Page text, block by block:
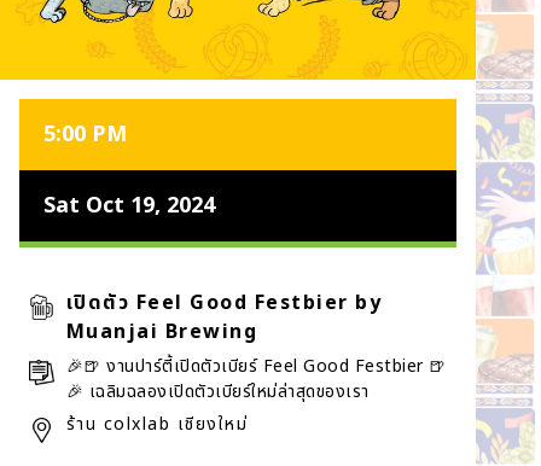
5:00 PM
Sat Oct 19, 2024
เปิดตัว Feel Good Festbier by
Muanjai Brewing
🎉🍺 งานปาร์ตี้เปิดตัวเบียร์ Feel Good Festbier 🍺
🎉 เฉลิมฉลองเปิดตัวเบียร์ใหม่ล่าสุดของเรา
ร้าน colxlab เชียงใหม่